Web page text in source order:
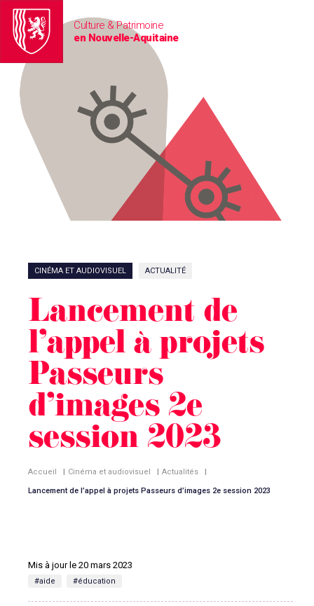
Culture & Patrimoine
en Nouvelle-Aquitaine
CINÉMA ET AUDIOVISUEL ACTUALITÉ
Lancement de
l’appel à projets
Passeurs
d’images 2e
session 2023
Accueil | Cinéma et audiovisuel | Actualités |
Lancement de l’appel à projets Passeurs d’images 2e session 2023
Mis à jour le 20 mars 2023
#aide #éducation